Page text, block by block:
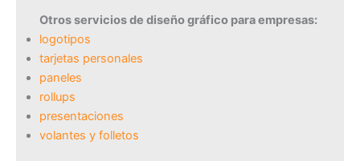
Otros servicios de diseño gráfico para empresas:
logotipos
tarjetas personales
paneles
rollups
presentaciones
volantes y folletos